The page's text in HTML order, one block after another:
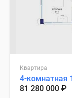
Квартира
4-комнатная
81 280 000 ₽